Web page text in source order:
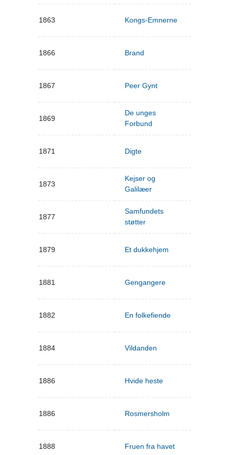
1863 Kongs-Emnerne
1866 Brand
1867 Peer Gynt
1869
De unges
Forbund
1871 Digte
1873
Kejser og
Galilæer
1877
Samfundets
støtter
1879 Et dukkehjem
1881 Gengangere
1882 En folkefiende
1884 Vildanden
1886 Hvide heste
1886 Rosmersholm
1888 Fruen fra havet